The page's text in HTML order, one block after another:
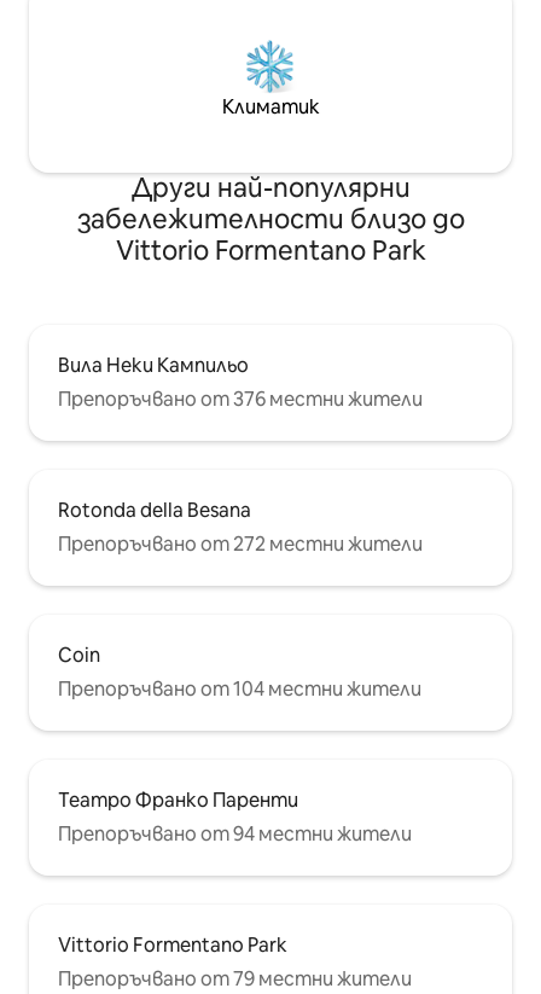
Климатик
Други най-популярни
забележителности близо до
Vittorio Formentano Park
Вила Неки Кампильо
Препоръчвано от 376 местни жители
Rotonda della Besana
Препоръчвано от 272 местни жители
Coin
Препоръчвано от 104 местни жители
Театро Франко Паренти
Препоръчвано от 94 местни жители
Vittorio Formentano Park
Препоръчвано от 79 местни жители